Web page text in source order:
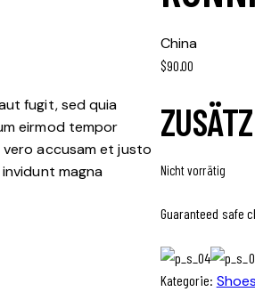
China
$90.00
Nicht vorrätig
Guaranteed safe
Kategorie: Shoes
fugit, sed quia
eirmod tempor
accusam et justo
magna